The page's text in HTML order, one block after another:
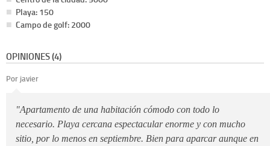
Playa: 150
Campo de golf: 2000
OPINIONES (4)
Por javier
"Apartamento de una habitación cómodo con todo lo
necesario. Playa cercana espectacular enorme y con mucho
sitio, por lo menos en septiembre. Bien para aparcar aunque en